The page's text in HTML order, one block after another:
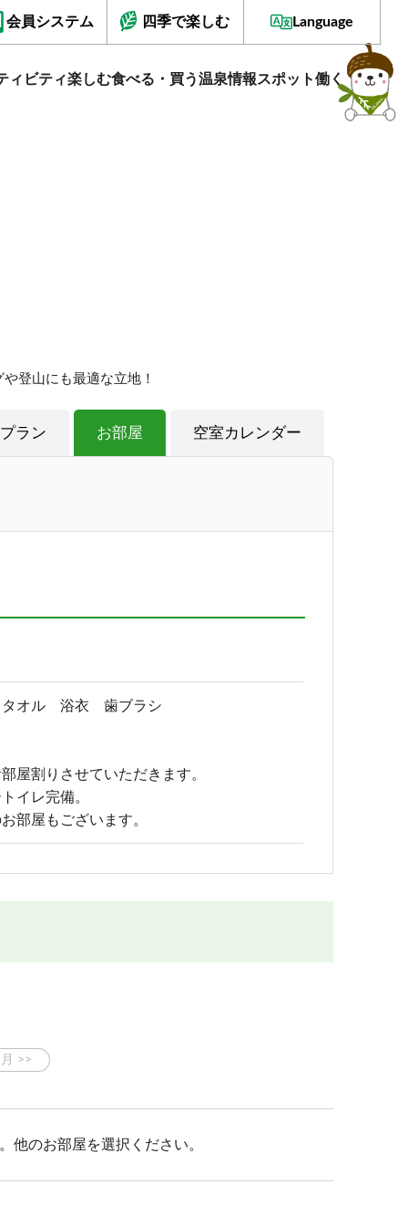
会員システム 四季で楽しむ Language
ィビティ楽しむ食べる・買う温泉情報スポット働く
登山にも最適な立地！
ラン お部屋 空室カレンダー
タオル 浴衣 歯ブラシ
屋割りさせていただきます。
イレ完備。
部屋もございます。
他のお部屋を選択ください。